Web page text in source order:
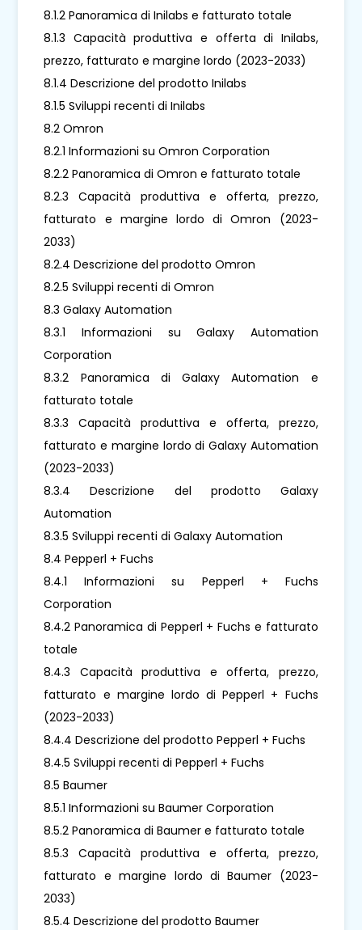
8.1.2 Panoramica di Inilabs e fatturato totale
8.1.3 Capacità produttiva e offerta di Inilabs,
prezzo, fatturato e margine lordo (2023-2033)
8.1.4 Descrizione del prodotto Inilabs
8.1.5 Sviluppi recenti di Inilabs
8.2 Omron
8.2.1 Informazioni su Omron Corporation
8.2.2 Panoramica di Omron e fatturato totale
8.2.3 Capacità produttiva e offerta, prezzo,
fatturato e margine lordo di Omron (2023-
2033)
8.2.4 Descrizione del prodotto Omron
8.2.5 Sviluppi recenti di Omron
8.3 Galaxy Automation
8.3.1 Informazioni su Galaxy Automation
Corporation
8.3.2 Panoramica di Galaxy Automation e
fatturato totale
8.3.3 Capacità produttiva e offerta, prezzo,
fatturato e margine lordo di Galaxy Automation
(2023-2033)
8.3.4 Descrizione del prodotto Galaxy
Automation
8.3.5 Sviluppi recenti di Galaxy Automation
8.4 Pepperl + Fuchs
8.4.1 Informazioni su Pepperl + Fuchs
Corporation
8.4.2 Panoramica di Pepperl + Fuchs e fatturato
totale
8.4.3 Capacità produttiva e offerta, prezzo,
fatturato e margine lordo di Pepperl + Fuchs
(2023-2033)
8.4.4 Descrizione del prodotto Pepperl + Fuchs
8.4.5 Sviluppi recenti di Pepperl + Fuchs
8.5 Baumer
8.5.1 Informazioni su Baumer Corporation
8.5.2 Panoramica di Baumer e fatturato totale
8.5.3 Capacità produttiva e offerta, prezzo,
fatturato e margine lordo di Baumer (2023-
2033)
8.5.4 Descrizione del prodotto Baumer